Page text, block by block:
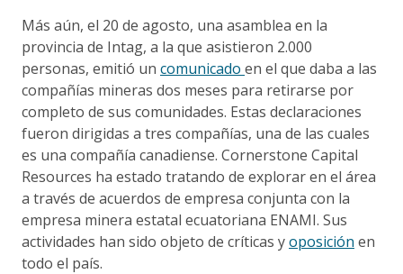
Más aún, el 20 de agosto, una asamblea en la
provincia de Intag, a la que asistieron 2.000
personas, emitió un comunicado en el que daba a las
compañías mineras dos meses para retirarse por
completo de sus comunidades. Estas declaraciones
fueron dirigidas a tres compañías, una de las cuales
es una compañía canadiense. Cornerstone Capital
Resources ha estado tratando de explorar en el área
a través de acuerdos de empresa conjunta con la
empresa minera estatal ecuatoriana ENAMI. Sus
actividades han sido objeto de críticas yoposición en
todo el país.